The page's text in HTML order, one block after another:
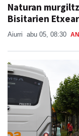
Naturan
Bisitarien
Aiurri abu 05, 08:30